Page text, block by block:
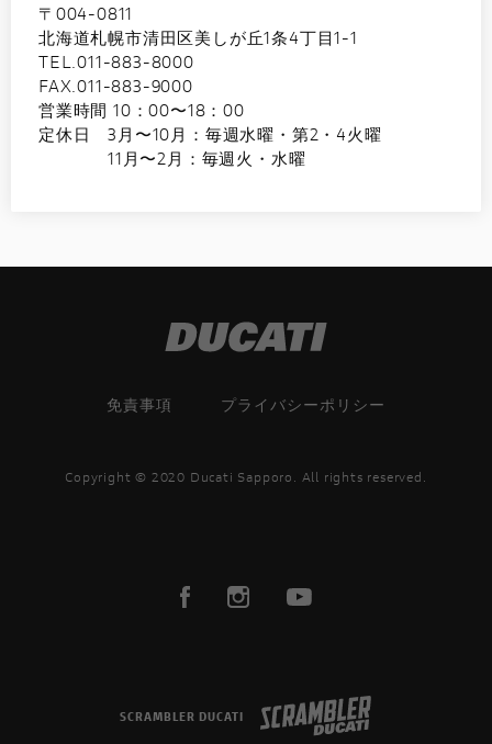
〒004-0811
北海道札幌市清田区美しが丘1条4丁目1-1
TEL.011-883-8000
FAX.011-883-9000
営業時間 10：00〜18：00
定休日 3月〜10月：毎週水曜・第2・4火曜
11月〜2月：毎週火・水曜
免責事項 プライバシーポリシー
Copyright © 2020 Ducati Sapporo. All rights reserved.
SCRAMBLER DUCATI